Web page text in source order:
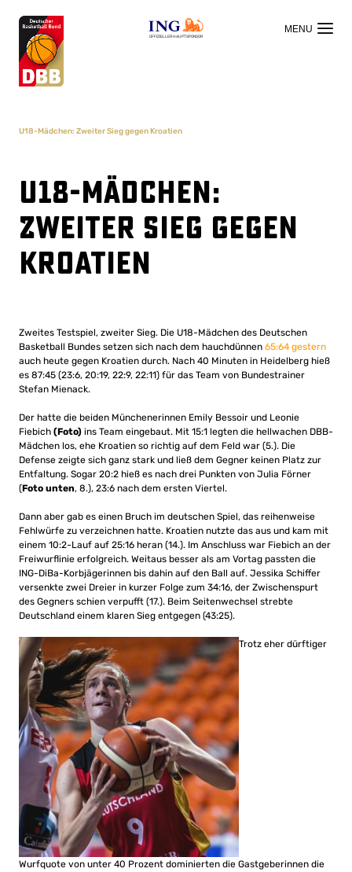
OFFIZIELLER HAUPTSPONSOR
U18-Mädchen: Zweiter Sieg gegen Kroatien
U18-Mädchen:
Zweiter Sieg gegen
Kroatien
Zweites Testspiel, zweiter Sieg. Die U18-Mädchen des Deutschen
Basketball Bundes setzen sich nach dem hauchdünnen 65:64 gestern
auch heute gegen Kroatien durch. Nach 40 Minuten in Heidelberg hieß
es 87:45 (23:6, 20:19, 22:9, 22:11) für das Team von Bundestrainer
Stefan Mienack.
Der hatte die beiden Münchenerinnen Emily Bessoir und Leonie
Fiebich (Foto) ins Team eingebaut. Mit 15:1 legten die hellwachen DBB-
Mädchen los, ehe Kroatien so richtig auf dem Feld war (5.). Die
Defense zeigte sich ganz stark und ließ dem Gegner keinen Platz zur
Entfaltung. Sogar 20:2 hieß es nach drei Punkten von Julia Förner
(Foto unten, 8.), 23:6 nach dem ersten Viertel.
Dann aber gab es einen Bruch im deutschen Spiel, das reihenweise
Fehlwürfe zu verzeichnen hatte. Kroatien nutzte das aus und kam mit
einem 10:2-Lauf auf 25:16 heran (14.). Im Anschluss war Fiebich an der
Freiwurflinie erfolgreich. Weitaus besser als am Vortag passten die
ING-DiBa-Korbjägerinnen bis dahin auf den Ball auf. Jessika Schiffer
versenkte zwei Dreier in kurzer Folge zum 34:16, der Zwischenspurt
des Gegners schien verpufft (17.). Beim Seitenwechsel strebte
Deutschland einem klaren Sieg entgegen (43:25).
Trotz eher dürftiger
Wurfquote von unter 40 Prozent dominierten die Gastgeberinnen die